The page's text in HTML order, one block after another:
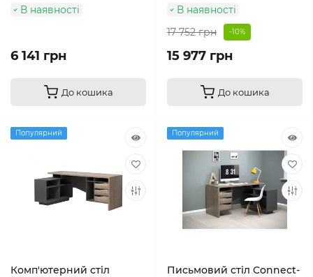
В наявності
6 141 грн
До кошика
В наявності
17 752 грн
-10%
15 977 грн
До кошика
Популярний
Комп'ютерний стіл
Популярний
Письмовий стіл Connect-